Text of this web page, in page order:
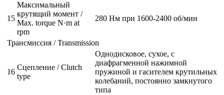
15
Максимальный
крутящий момент /
Max. torque N·m at
rpm
280 Нм при 1600-2400 об/мин
Трансмиссия / Transmission
16
Сцепление / Clutch
type
Однодисковое, сухое, с
диафрагменной нажимной
пружиной и гасителем крутильных
колебаний, постоянно замкнутого
типа